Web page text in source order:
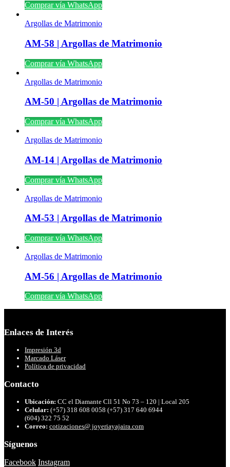
Comprar vía WhatsApp
Argollas de Matrimonio
AM-58 | Argollas de Matrimonio
Comprar vía WhatsApp
Argollas de Matrimonio
AM-50 | Argollas de Matrimonio
Comprar vía WhatsApp
Argollas de Matrimonio
AM-14 | Argollas de Matrimonio
Comprar vía WhatsApp
Argollas de Matrimonio
AM-53 | Argollas de Matrimonio
Comprar vía WhatsApp
Argollas de Matrimonio
AM-56 | Argollas de Matrimonio
Comprar vía WhatsApp
Enlaces de Interés
Impresión 3d
Marcado Láser
Política de privacidad
Contacto
Ubicación: CC el Diamante Cll 51 No 73 – 120 | Local 205
Celular: (+57) 318 608 0058 (+57) 317 640 6944
(604) 322 75 52
Correo: cotizaciones@ joyeriayajaira.com
Síguenos
Facebook Instagram